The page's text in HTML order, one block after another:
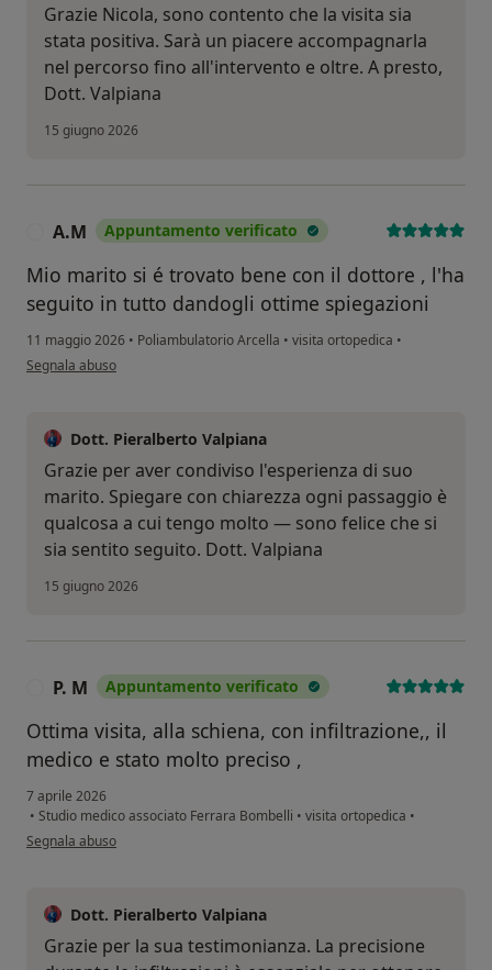
Grazie Nicola, sono contento che la visita sia
stata positiva. Sarà un piacere accompagnarla
nel percorso fino all'intervento e oltre. A presto,
Dott. Valpiana
15 giugno 2026
A.M Appuntamento verificato
Mio marito si é trovato bene con il dottore , l'ha
seguito in tutto dandogli ottime spiegazioni
11 maggio 2026 • Poliambulatorio Arcella • visita ortopedica •
secondo l'opinione dell'utente A.M
Segnala abuso
Dott. Pieralberto Valpiana
Grazie per aver condiviso l'esperienza di suo
marito. Spiegare con chiarezza ogni passaggio è
qualcosa a cui tengo molto — sono felice che si
sia sentito seguito. Dott. Valpiana
15 giugno 2026
P. M Appuntamento verificato
Ottima visita, alla schiena, con infiltrazione,, il
medico e stato molto preciso ,
7 aprile 2026
• Studio medico associato Ferrara Bombelli • visita ortopedica •
secondo l'opinione dell'utente P. M
Segnala abuso
Dott. Pieralberto Valpiana
Grazie per la sua testimonianza. La precisione